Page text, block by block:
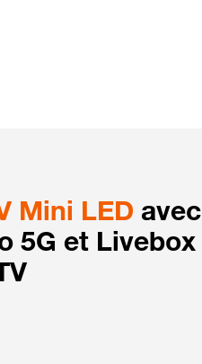
Mini LED avec
5G et Livebox